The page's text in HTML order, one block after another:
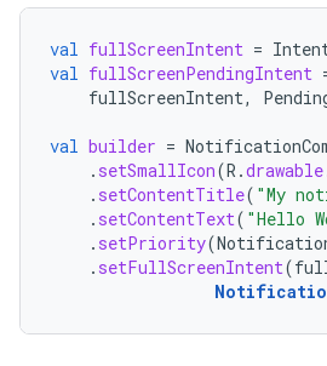
val fullScreenIntent =
val fullScreenPendingIntent
fullScreenIntent,
val builder =
. setSmallIcon(R .drawable
. setContentTitle( "My
. setContentText( "Hello
. setPriority(
. setFullScreenIntent(